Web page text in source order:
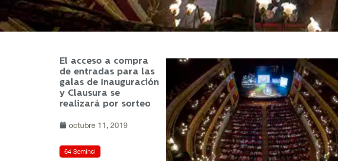
El acceso a compra
de entradas para las
galas de Inauguración
y Clausura se
realizará por sorteo
octubre 11, 2019
64 Seminci